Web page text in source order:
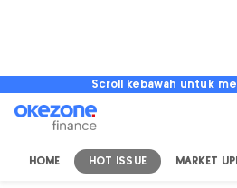
Scroll kebawah untuk
HOME HOT ISSUE MARKET